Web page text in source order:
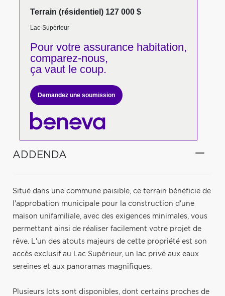
Terrain (résidentiel) 127 000 $
Lac-Supérieur
Pour votreassurance habitation,
comparez-nous,
ça vaut le coup.
Demandez une soumission
ADDENDA
Situé dans une commune paisible, ce terrain bénéficie de
l'approbation municipale pour la construction d'une
maison unifamiliale, avec des exigences minimales, vous
permettant ainsi de réaliser facilement votre projet de
rêve. L'un des atouts majeurs de cette propriété est son
accès exclusif au Lac Supérieur, un lac privé aux eaux
sereines et aux panoramas magnifiques.
Plusieurs lots sont disponibles, dont certains proches de